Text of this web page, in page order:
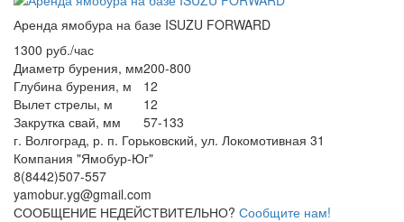
Аренда ямобура на базе ISUZU FORWARD
1300 руб./час
Диаметр бурения, мм200-800
Глубина бурения, м
12
Вылет стрелы, м
12
Закрутка свай, мм
57-133
г. Волгоград, р. п. Горьковский, ул. Локомотивная 31
Компания "Ямобур-Юг"
8(8442)507-557
yamobur.yg@gmail.com
СООБЩЕНИЕ НЕДЕЙСТВИТЕЛЬНО? Сообщите нам!